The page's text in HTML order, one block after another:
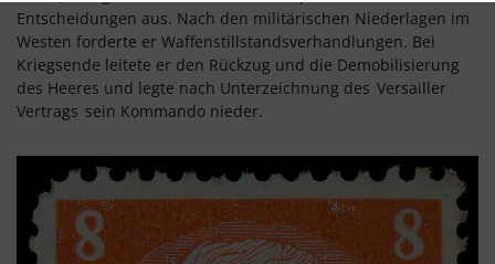
Entscheidungen aus. Nach den militärischen Niederlagen im
Westen forderte er Waffenstillstandsverhandlungen. Bei
Kriegsende leitete er den Rückzug und die Demobilisierung
des Heeres und legte nach Unterzeichnung des Versailler
Vertrags sein Kommando nieder.